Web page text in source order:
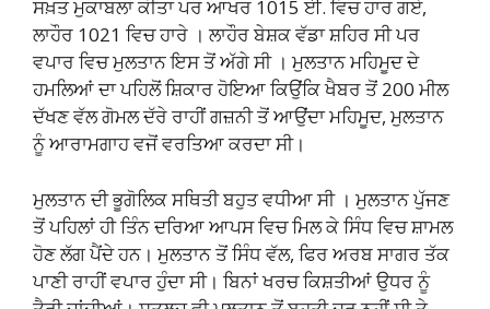
ਸਖ਼ਤ ਮੁਕਾਬਲਾ ਕੀਤਾ ਪਰ ਆਖਰ 1015 ਈ. ਵਿਚ ਹਾਰ ਗਏ,
ਲਾਹੌਰ 1021 ਵਿਚ ਹਾਰੇ । ਲਾਹੌਰ ਬੇਸ਼ਕ ਵੱਡਾ ਸ਼ਹਿਰ ਸੀ ਪਰ
ਵਪਾਰ ਵਿਚ ਮੁਲਤਾਨ ਇਸ ਤੋਂ ਅੱਗੇ ਸੀ । ਮੁਲਤਾਨ ਮਹਿਮੂਦ ਦੇ
ਹਮਲਿਆਂ ਦਾ ਪਹਿਲੋਂ ਸ਼ਿਕਾਰ ਹੋਇਆ ਕਿਉਂਕਿ ਖੈਬਰ ਤੋਂ 200 ਮੀਲ
ਦੱਖਣ ਵੱਲ ਗੋਮਲ ਦੱਰੇ ਰਾਹੀਂ ਗਜ਼ਨੀ ਤੋਂ ਆਉਂਦਾ ਮਹਿਮੂਦ, ਮੁਲਤਾਨ
ਨੂੰ ਆਰਾਮਗਾਹ ਵਜੋਂ ਵਰਤਿਆ ਕਰਦਾ ਸੀ।
ਮੁਲਤਾਨ ਦੀ ਭੂਗੋਲਿਕ ਸਥਿਤੀ ਬਹੁਤ ਵਧੀਆ ਸੀ । ਮੁਲਤਾਨ ਪੁੱਜਣ
ਤੋਂ ਪਹਿਲਾਂ ਹੀ ਤਿੰਨ ਦਰਿਆ ਆਪਸ ਵਿਚ ਮਿਲ ਕੇ ਸਿੰਧ ਵਿਚ ਸ਼ਾਮਲ
ਹੋਣ ਲੱਗ ਪੈਂਦੇ ਹਨ। ਮੁਲਤਾਨ ਤੋਂ ਸਿੰਧ ਵੱਲ, ਫਿਰ ਅਰਬ ਸਾਗਰ ਤੱਕ
ਪਾਣੀ ਰਾਹੀਂ ਵਪਾਰ ਹੁੰਦਾ ਸੀ। ਬਿਨਾਂ ਖਰਚ ਕਿਸ਼ਤੀਆਂ ਉਧਰ ਨੂੰ